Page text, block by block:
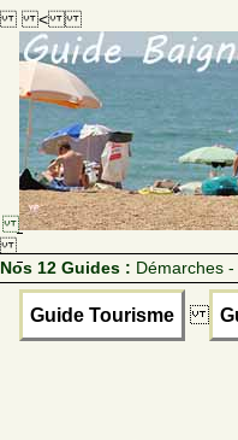
<
Nos 12 Guides : Démarches
Guide Tourisme